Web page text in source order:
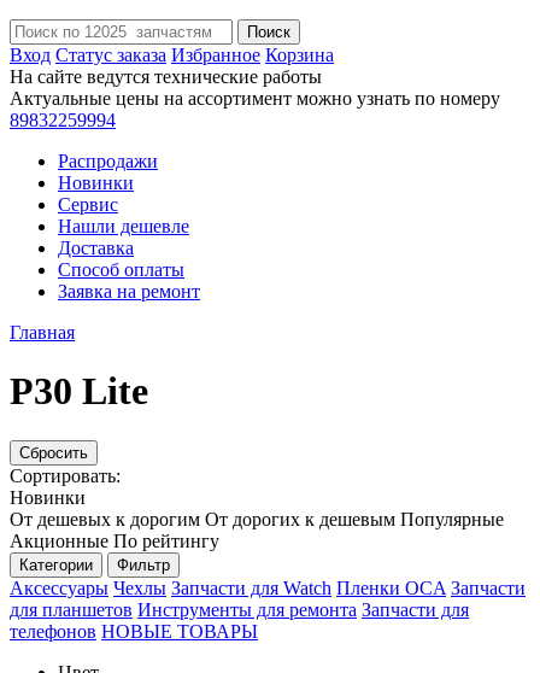
Поиск
Вход Статус заказа Избранное Корзина
На сайте ведутся технические работы
Актуальные цены на ассортимент можно узнать по номеру
89832259994
Распродажи
Новинки
Сервис
Нашли дешевле
Доставка
Способ оплаты
Заявка на ремонт
Главная
P30 Lite
Сбросить
Сортировать:
Новинки
От дешевых к дорогим От дорогих к дешевым Популярные
Акционные По рейтингу
Категории Фильтр
Аксессуары Чехлы Запчасти для Watch Пленки OCA Запчасти
для планшетов Инструменты для ремонта Запчасти для
телефонов НОВЫЕ ТОВАРЫ